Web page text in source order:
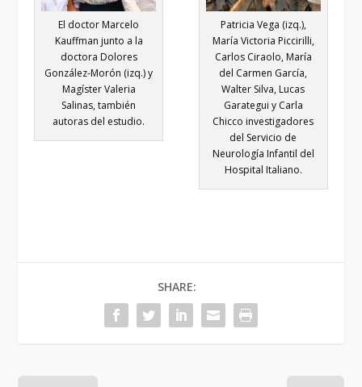
El doctor Marcelo
Kauffman junto a la
doctora Dolores
González-Morón (izq.) y
Magíster Valeria
Salinas, también
autoras del estudio.
Patricia Vega (izq.),
María Victoria Piccirilli,
Carlos Ciraolo, María
del Carmen García,
Walter Silva, Lucas
Garategui y Carla
Chicco investigadores
del Servicio de
Neurología Infantil del
Hospital Italiano.
SHARE: